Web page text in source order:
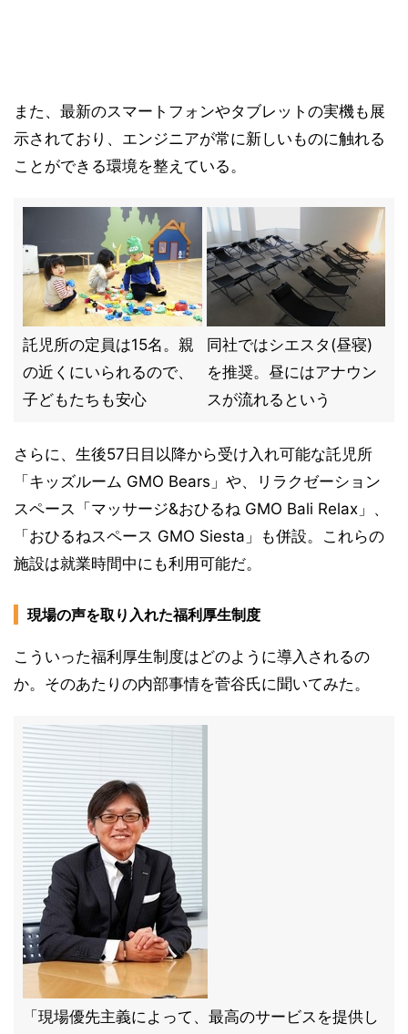
また、最新のスマートフォンやタブレットの実機も展
示されており、エンジニアが常に新しいものに触れる
ことができる環境を整えている。
託児所の定員は15名。親
の近くにいられるので、
子どもたちも安心
同社ではシエスタ(昼寝)
を推奨。昼にはアナウン
スが流れるという
さらに、生後57日目以降から受け入れ可能な託児所
「キッズルーム GMO Bears」や、リラクゼーション
スペース「マッサージ&おひるね GMO Bali Relax」、
「おひるねスペース GMO Siesta」も併設。これらの
施設は就業時間中にも利用可能だ。
現場の声を取り入れた福利厚生制度
こういった福利厚生制度はどのように導入されるの
か。そのあたりの内部事情を菅谷氏に聞いてみた。
「現場優先主義によって、最高のサービスを提供し